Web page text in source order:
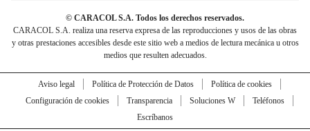
© CARACOL S.A. Todos los derechos reservados.
CARACOL S.A. realiza una reserva expresa de las reproducciones y usos de las obras
y otras prestaciones accesibles desde este sitio web a medios de lectura mecánica u otros
medios que resulten adecuados.
Aviso legal Política de Protección de Datos
Política de cookies
Configuración de cookies
Transparencia Soluciones W
Teléfonos
Escríbanos